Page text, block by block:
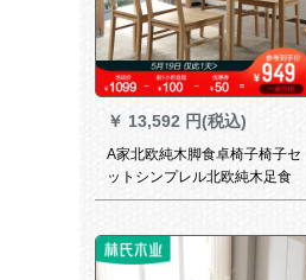
￥ 13,592 円(税込)
A家北欧純木脚食卓椅子椅子セ
ットシンプレル北欧純木足食
卓レストラン家具シンプル空